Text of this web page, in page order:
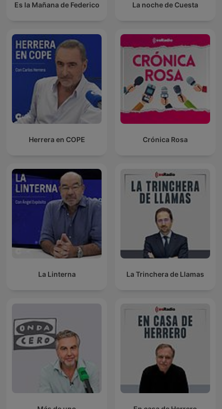
Es la Mañana de Federico La noche de Cuesta
Herrera en COPE Crónica Rosa
La Linterna La Trinchera de Llamas